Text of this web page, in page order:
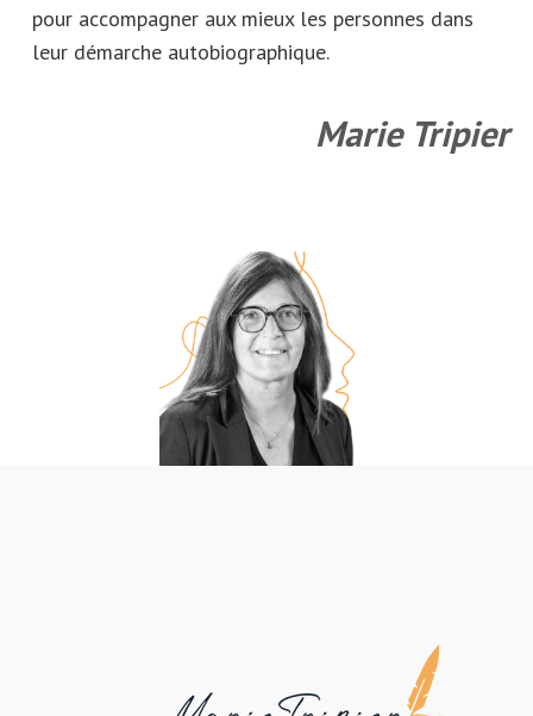
pour accompagner aux mieux les personnes dans
leur démarche autobiographique.
Marie Tripier